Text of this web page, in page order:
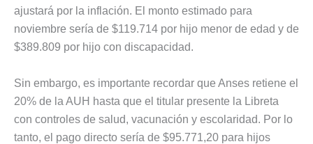
ajustará por la inflación. El monto estimado para
noviembre sería de $119.714 por hijo menor de edad y de
$389.809 por hijo con discapacidad.
Sin embargo, es importante recordar que Anses retiene el
20% de la AUH hasta que el titular presente la Libreta
con controles de salud, vacunación y escolaridad. Por lo
tanto, el pago directo sería de $95.771,20 para hijos